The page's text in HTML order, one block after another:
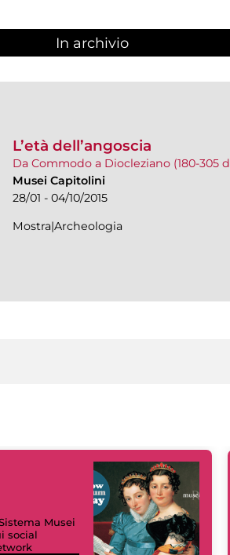
In archivio
L’età dell’angoscia
Da Commodo a Diocleziano (180-305
Musei Capitolini
28/01 - 04/10/2015
Mostra|Archeologia
Musei
social